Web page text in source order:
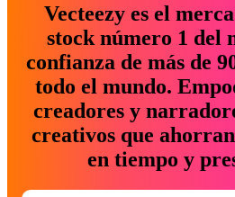
Vecteezy es el
stock número 1 del
confianza de más de
todo el mundo.
creadores y
creativos que
en tiempo y